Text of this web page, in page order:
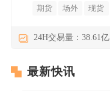
期货 场外 现货
24H交易量：38.61亿
最新快讯